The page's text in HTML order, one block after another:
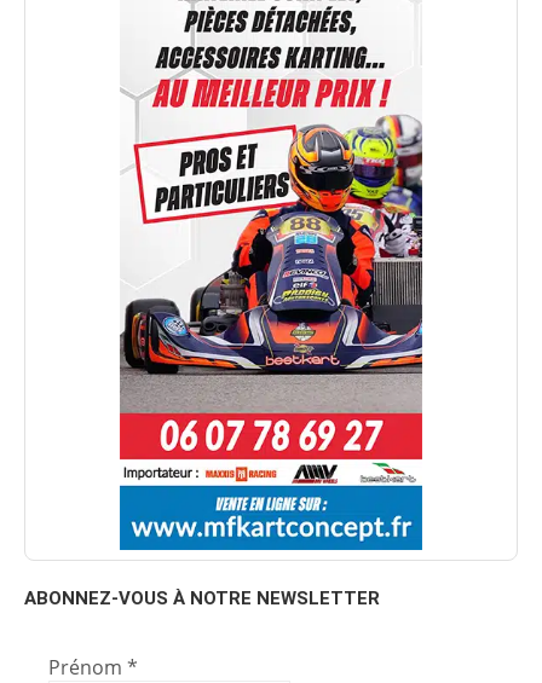
ABONNEZ-VOUS À NOTRE NEWSLETTER
Prénom *